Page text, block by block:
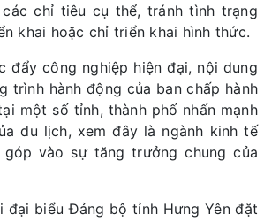
chỉ tiêu cụ thể, tránh tình trạng
khai hoặc chỉ triển khai hình thức.
đẩy công nghiệp hiện đại, nội dung
trình hành động của ban chấp hành
một số tỉnh, thành phố nhấn mạnh
du lịch, xem đây là ngành kinh tế
vào sự tăng trưởng chung của
đại biểu Đảng bộ tỉnh Hưng Yên đặt